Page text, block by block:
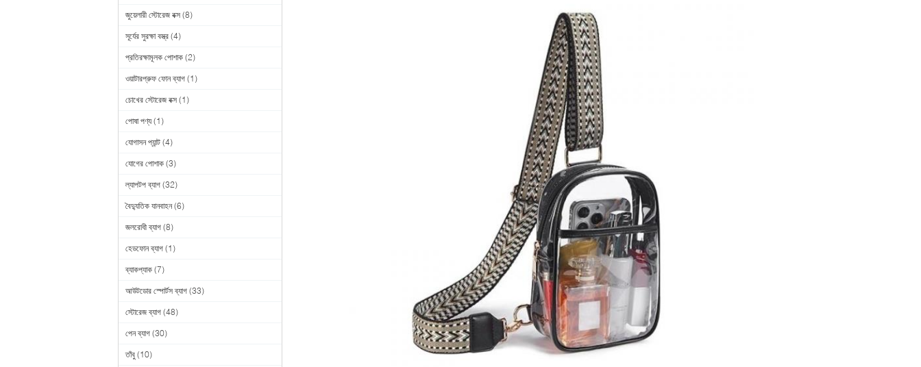
জুয়েলারী স্টোরেজ বক্স (8)
সূর্যের সুরক্ষা বস্ত্র (4)
প্রতিরক্ষামূলক পোশাক (2)
ওয়াটারপ্রুফ ফোন ব্যাগ (1)
চোখের স্টোরেজ বক্স (1)
পোষা পণ্য (1)
যোগাসন প্যান্ট (4)
যোগের পোশাক (3)
ল্যাপটপ ব্যাগ (32)
বৈদ্যুতিক যানবাহন (6)
জলরোধী ব্যাগ (8)
হেডফোন ব্যাগ (1)
ব্যাকপ্যাক (7)
আউটডোর স্পোর্টস ব্যাগ (33)
স্টোরেজ ব্যাগ (48)
পেন ব্যাগ (30)
তাঁবু (10)